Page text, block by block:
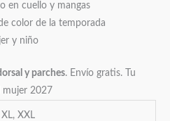
en cuello y mangas
color de la temporada
y niño
y parches. Envío gratis. Tu
mujer 2027
XXL